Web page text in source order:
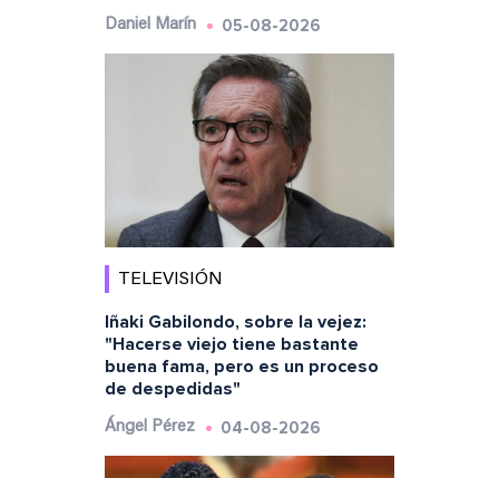
Daniel Marín 05-08-2026
TELEVISIÓN
Iñaki Gabilondo, sobre la vejez:
"Hacerse viejo tiene bastante
buena fama, pero es un proceso
de despedidas"
Ángel Pérez 04-08-2026